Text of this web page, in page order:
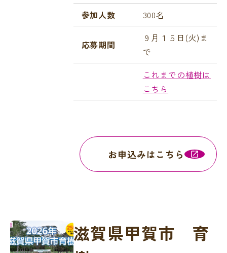
参加人数
300名
応募期間
９月１５日(火)ま
で
これまでの植樹は
こちら
お申込みはこちら
滋賀県甲賀市 育